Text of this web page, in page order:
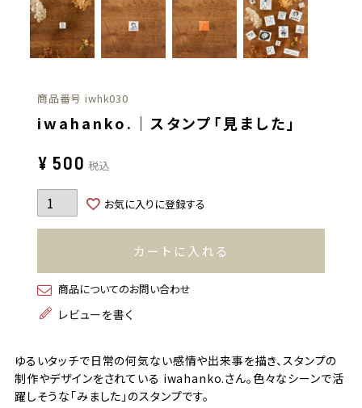
商品番号 iwhk030
iwahanko.｜スタンプ「見ました」
¥ 500 税込
お気に入りに登録する
カートに入れる
商品についてのお問い合わせ
レビューを書く
ゆるいタッチで日常の何気ない感情や出来事を描き、スタンプの
制作やデザインをされている iwahanko.さん。色々なシーンで活
躍しそうな「みました」のスタンプです。